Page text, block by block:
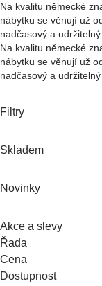
Na kvalitu německé
nábytku se věnují už
nadčasový a
Na kvalitu německé
nábytku se věnují už
nadčasový a
Filtry
Skladem
Novinky
Akce a slevy
Řada
Cena
Dostupnost